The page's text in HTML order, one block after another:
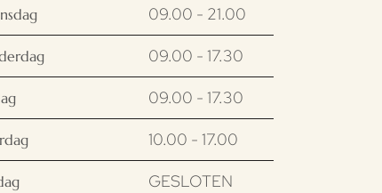
09.00 - 21.00
09.00 - 17.30
09.00 - 17.30
10.00 - 17.00
GESLOTEN